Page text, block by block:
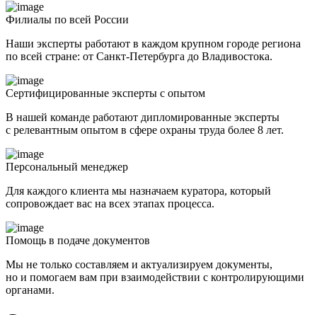
Филиалы по всей России
Наши эксперты работают в каждом крупном городе региона
по всей стране: от Санкт-Петербурга до Владивостока.
Сертифицированные эксперты с опытом
В нашей команде работают дипломированные эксперты
с релевантным опытом в сфере охраны труда более 8 лет.
Персональный менеджер
Для каждого клиента мы назначаем куратора, который
сопровождает вас на всех этапах процесса.
Помощь в подаче документов
Мы не только составляем и актуализируем документы,
но и помогаем вам при взаимодействии с контролирующими
органами.